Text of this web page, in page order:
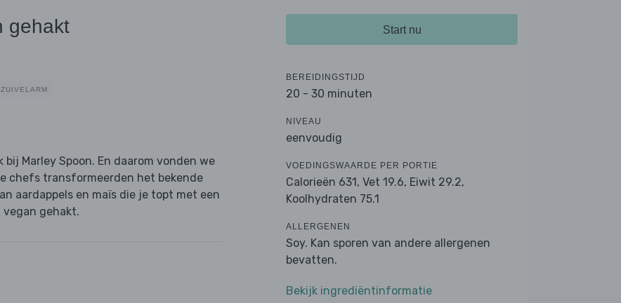
gehakt
ZUIVELARM
Marley Spoon. En daarom vonden we
chefs transformeerden het bekende
aardappels en maïs die je topt met een
gehakt.
Start nu
BEREIDINGSTIJD
20 - 30 minuten
NIVEAU
eenvoudig
VOEDINGSWAARDE PER PORTIE
Calorieën 631, Vet 19.6, Eiwit 29.2,
Koolhydraten 75.1
ALLERGENEN
Soy. Kan sporen van andere allergenen
bevatten.
Bekijk ingrediëntinformatie